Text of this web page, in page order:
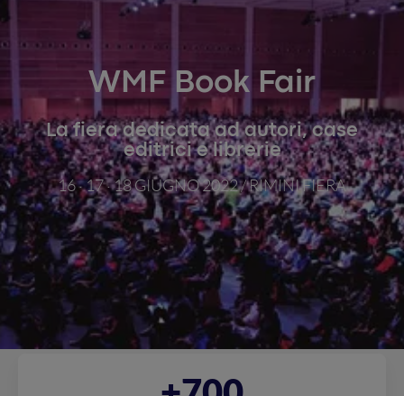
WMF Book Fair
La fiera dedicata ad autori, case
editrici e librerie
16 · 17 · 18 GIUGNO 2022 / RIMINI FIERA